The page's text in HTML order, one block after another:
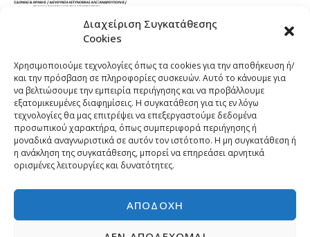
Διαχείριση Συγκατάθεσης
Cookies
Χρησιμοποιούμε τεχνολογίες όπως τα cookies για την αποθήκευση ή/
και την πρόσβαση σε πληροφορίες συσκευών. Αυτό το κάνουμε για
να βελτιώσουμε την εμπειρία περιήγησης και να προβάλλουμε
εξατομικευμένες διαφημίσεις. Η συγκατάθεση για τις εν λόγω
τεχνολογίες θα μας επιτρέψει να επεξεργαστούμε δεδομένα
προσωπικού χαρακτήρα, όπως συμπεριφορά περιήγησης ή
μοναδικά αναγνωριστικά σε αυτόν τον ιστότοπο. Η μη συγκατάθεση ή
η ανάκληση της συγκατάθεσης, μπορεί να επηρεάσει αρνητικά
ορισμένες λειτουργίες και δυνατότητες.
ΑΠΟΔΟΧΉ